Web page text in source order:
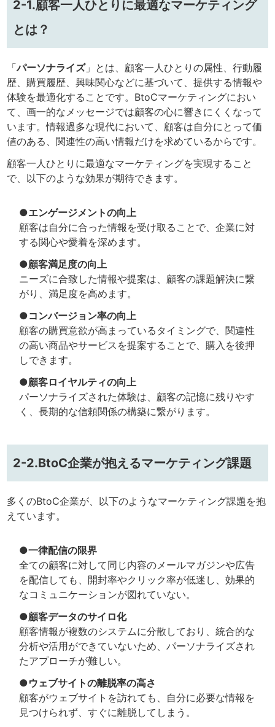
2-1.顧客一人ひとりに最適なマーケティング
とは？
「パーソナライズ」とは、顧客一人ひとりの属性、行動履
歴、購買履歴、興味関心などに基づいて、提供する情報や
体験を最適化することです。BtoCマーケティングにおい
て、画一的なメッセージでは顧客の心に響きにくくなって
います。情報過多な現代において、顧客は自分にとって価
値のある、関連性の高い情報だけを求めているからです。
顧客一人ひとりに最適なマーケティングを実現すること
で、以下のような効果が期待できます。
●エンゲージメントの向上
顧客は自分に合った情報を受け取ることで、企業に対
する関心や愛着を深めます。
●顧客満足度の向上
ニーズに合致した情報や提案は、顧客の課題解決に繋
がり、満足度を高めます。
●コンバージョン率の向上
顧客の購買意欲が高まっているタイミングで、関連性
の高い商品やサービスを提案することで、購入を後押
しできます。
●顧客ロイヤルティの向上
パーソナライズされた体験は、顧客の記憶に残りやす
く、長期的な信頼関係の構築に繋がります。
2-2.BtoC企業が抱えるマーケティング課題
多くのBtoC企業が、以下のようなマーケティング課題を抱
えています。
●一律配信の限界
全ての顧客に対して同じ内容のメールマガジンや広告
を配信しても、開封率やクリック率が低迷し、効果的
なコミュニケーションが図れていない。
●顧客データのサイロ化
顧客情報が複数のシステムに分散しており、統合的な
分析や活用ができていないため、パーソナライズされ
たアプローチが難しい。
●ウェブサイトの離脱率の高さ
顧客がウェブサイトを訪れても、自分に必要な情報を
見つけられず、すぐに離脱してしまう。